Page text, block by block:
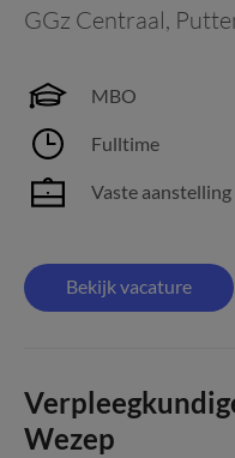
GGz Centraal,
MBO
Fulltime
Vaste aanstelling
Bekijk vacature
Wezep